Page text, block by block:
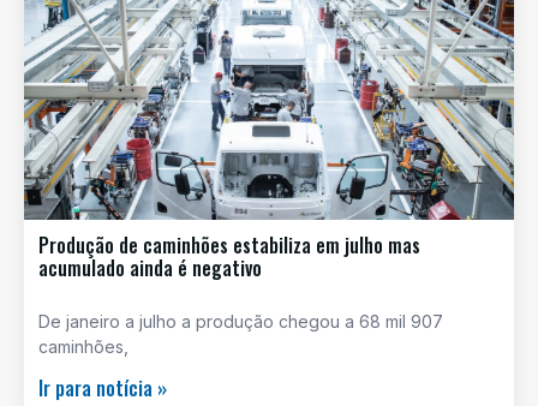
Produção de caminhões estabiliza em julho mas
acumulado ainda é negativo
De janeiro a julho a produção chegou a 68 mil 907
caminhões,
Ir para notícia »